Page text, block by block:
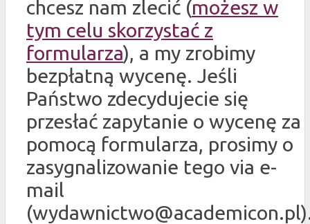
chcesz nam zlecić (możesz w
tym celu skorzystać z
formularza), a my zrobimy
bezpłatną wycenę. Jeśli
Państwo zdecydujecie się
przesłać zapytanie o wycenę za
pomocą formularza, prosimy o
zasygnalizowanie tego via e-
mail